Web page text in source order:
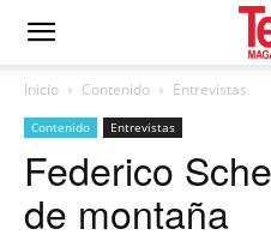
Inicio Contenido Entrevistas
Contenido Entrevistas
Federico
de montaña